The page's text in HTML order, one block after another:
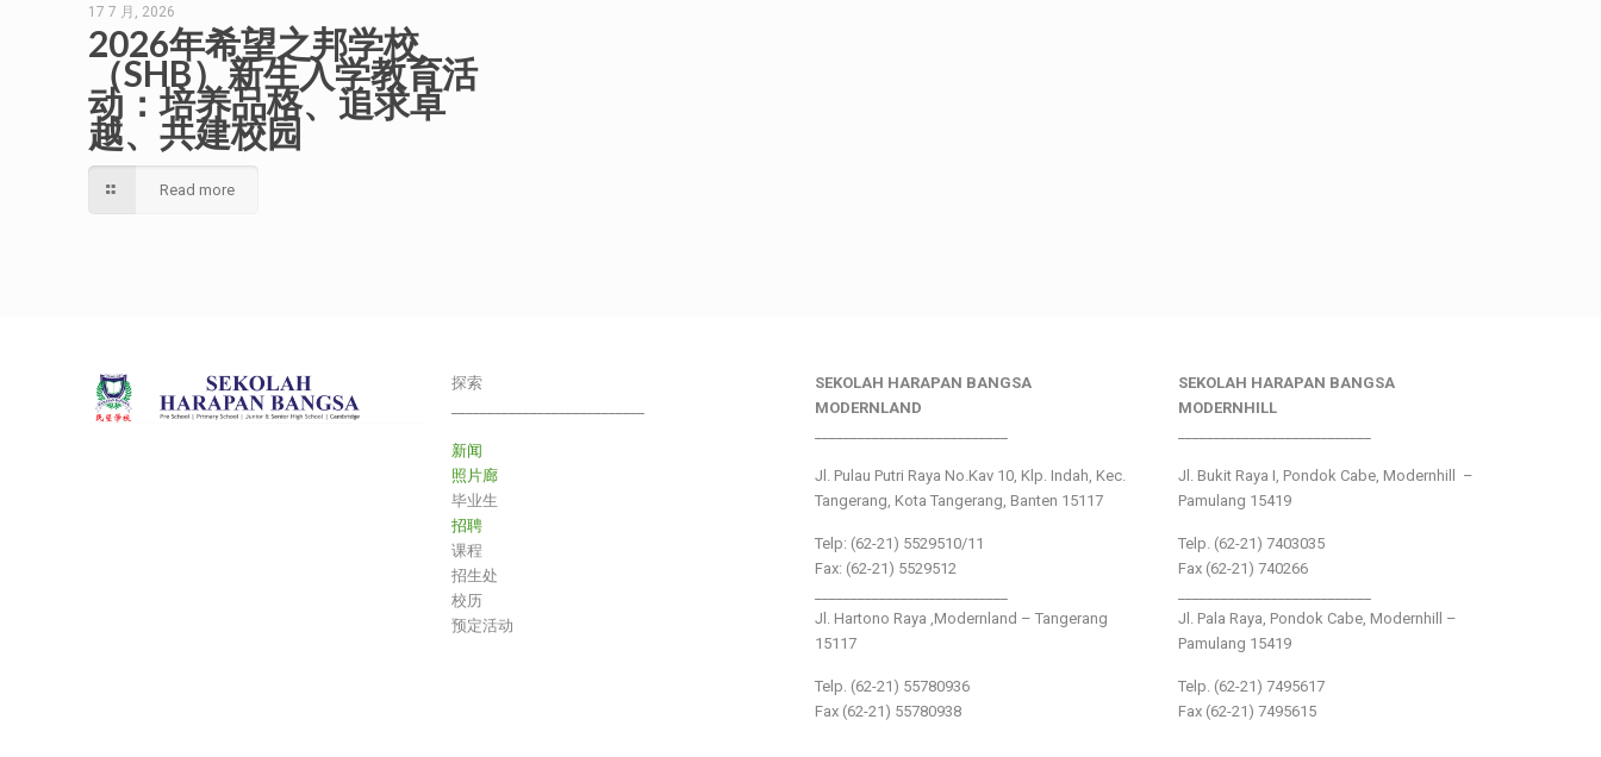
17 7 月, 2026
2026年希望之邦学校
（SHB）新生入学教育活
动：培养品格、追求卓
越、共建校园
Read more
探索
新闻
照片廊
毕业生
招聘
课程
招生处
校历
预定活动
SEKOLAH HARAPAN BANGSA
MODERNLAND
Jl. Pulau Putri Raya No.Kav 10, Klp. Indah, Kec.
Tangerang, Kota Tangerang, Banten 15117
Telp: (62-21) 5529510/11
Fax: (62-21) 5529512
Jl. Hartono Raya ,Modernland – Tangerang
15117
Telp. (62-21) 55780936
Fax (62-21) 55780938
SEKOLAH HARAPAN BANGSA
MODERNHILL
Jl. Bukit Raya I, Pondok Cabe, Modernhill –
Pamulang 15419
Telp. (62-21) 7403035
Fax (62-21) 740266
Jl. Pala Raya, Pondok Cabe, Modernhill –
Pamulang 15419
Telp. (62-21) 7495617
Fax (62-21) 7495615